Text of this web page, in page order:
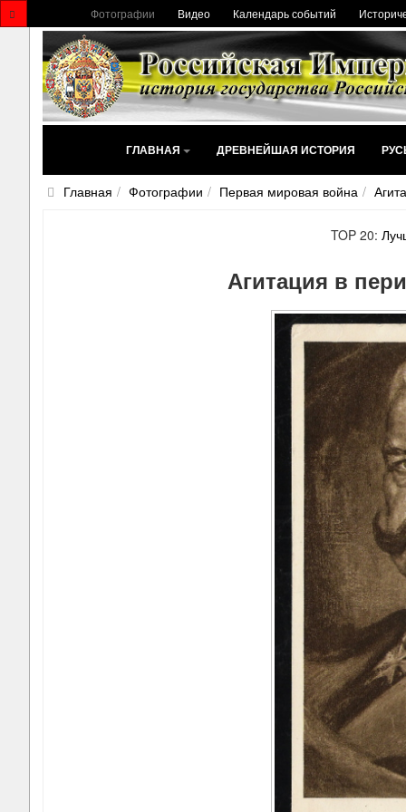
Фотографии Видео Календарь событий
ГЛАВНАЯ ДРЕВНЕЙШАЯ ИСТОРИЯ
Главная Фотографии Первая мировая война
TOP 20:
Агитация в